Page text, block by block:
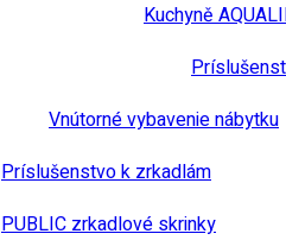
Kuchyně
Vnútorné vybavenie nábytku
Príslušenstvo k zrkadlám
PUBLIC zrkadlové skrinky